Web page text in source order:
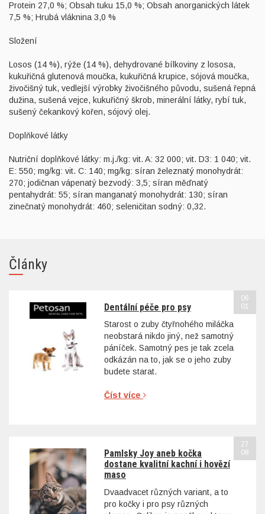
Protein 27,0 %; Obsah tuku 15,0 %; Obsah anorganických látek
7,5 %; Hrubá vláknina 3,0 %
Složení
Losos (14 %), rýže (14 %), dehydrované bílkoviny z lososa,
kukuřičná glutenová moučka, kukuřičná krupice, sójová moučka,
živočišný tuk, vedlejší výrobky živočišného původu, sušená řepná
dužina, sušená vejce, kukuřičný škrob, minerální látky, rybí tuk,
sušený čekankový kořen, sójový olej.
Doplňkové látky
Nutriční doplňkové látky: m.j./kg: vit. A: 32 000; vit. D3: 1 040; vit.
E: 550; mg/kg: vit. C: 140; mg/kg: síran železnatý monohydrát:
270; jodičnan vápenatý bezvodý: 3,5; síran měďnatý
pentahydrát: 55; síran manganatý monohydrát: 130; síran
zinečnatý monohydrát: 460; seleničitan sodný: 0,32.
Články
Dentální péče pro psy
Starost o zuby čtyřnohého miláčka
neobstará nikdo jiný, než samotný
páníček. Samotný pes je tak zcela
odkázán na to, jak se o jeho zuby
budete starat.
Číst více
06
01
Pamlsky Joy aneb kočka
dostane kvalitní kachní i hovězí
maso
Dvaadvacet různých variant, a to
pro kočky i pro psy různých
27
08